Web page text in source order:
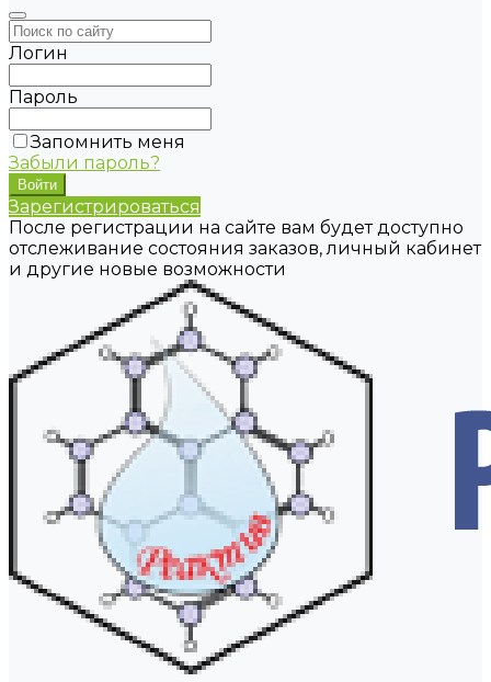
Логин
Пароль
Запомнить меня
Забыли пароль?
Зарегистрироваться
После регистрации на сайте вам будет доступно
отслеживание состояния заказов, личный кабинет
и другие новые возможности